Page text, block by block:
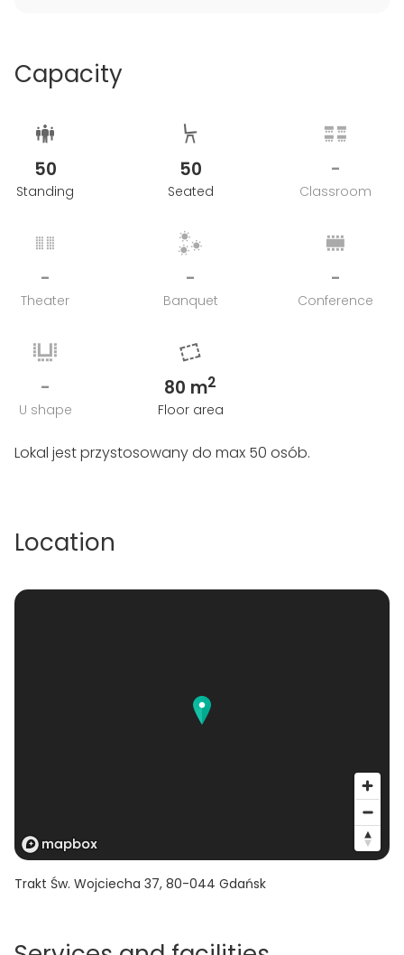
Capacity
50
Standing
50
Seated
-
Classroom
-
Theater
-
Banquet
-
Conference
-
U shape
80 m2
Floor area
Lokal jest przystosowany do max 50 osób.
Location
Trakt Św. Wojciecha 37, 80-044 Gdańsk